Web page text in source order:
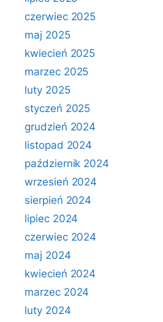
czerwiec 2025
maj 2025
kwiecień 2025
marzec 2025
luty 2025
styczeń 2025
grudzień 2024
listopad 2024
październik 2024
wrzesień 2024
sierpień 2024
lipiec 2024
czerwiec 2024
maj 2024
kwiecień 2024
marzec 2024
luty 2024